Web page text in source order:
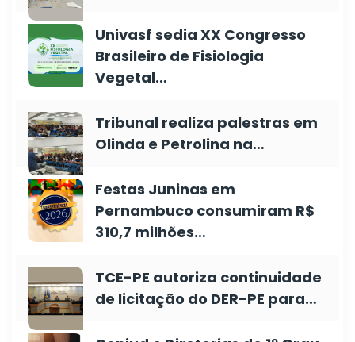
Univasf sedia XX Congresso
Brasileiro de Fisiologia
Vegetal…
Tribunal realiza palestras em
Olinda e Petrolina na…
Festas Juninas em
Pernambuco consumiram R$
310,7 milhões…
TCE-PE autoriza continuidade
de licitação do DER-PE para…